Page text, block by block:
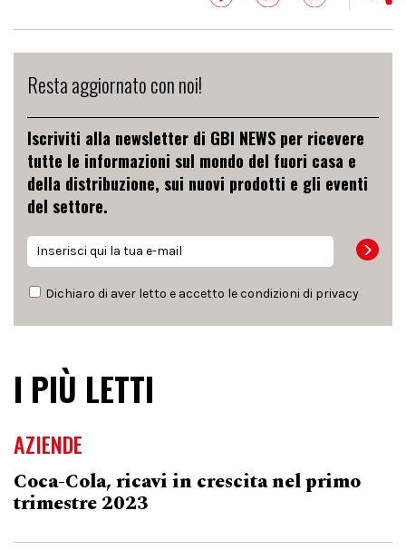
Resta aggiornato con noi!
Iscriviti alla newsletter di GBI NEWS per ricevere
tutte le informazioni sul mondo del fuori casa e
della distribuzione, sui nuovi prodotti e gli eventi
del settore.
Dichiaro di aver letto e accetto le condizioni di privacy
I PIÙ LETTI
AZIENDE
Coca-Cola, ricavi in crescita nel primo
trimestre 2023